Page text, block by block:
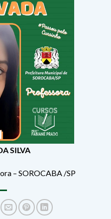
SILVA
– SOROCABA /SP